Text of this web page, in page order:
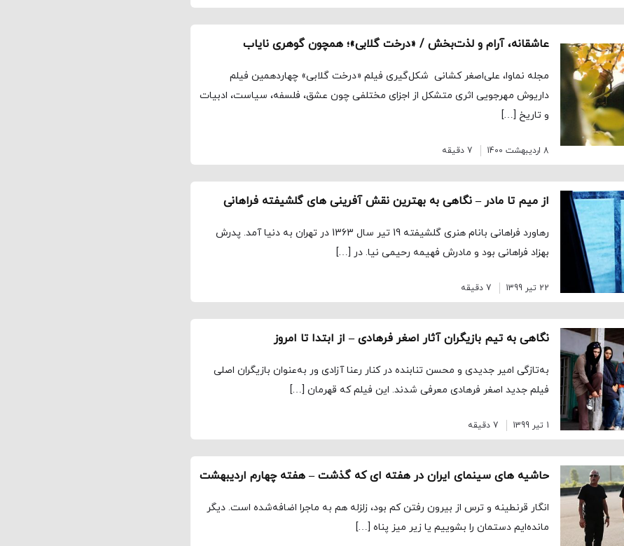
عاشقانه، آرام و لذت‌بخش / «درخت گلابی»؛ همچون گوهری نایاب
مجله نماوا، علی‌اصغر کشانی شکل‌گیری فیلم «درخت گلابی» چهاردهمین فیلم
داریوش مهرجویی اثری متشکل از اجزای مختلفی چون عشق، فلسفه، سیاست، ادبیات
و تاریخ […]
8 اردیبهشت 1400 7 دقیقه
از میم تا مادر – نگاهی به بهترین نقش آفرینی های گلشیفته فراهانی
رهاورد فراهانی بانام هنری گلشیفته 19 تیر سال 1363 در تهران به دنیا آمد. پدرش
بهزاد فراهانی بود و مادرش فهیمه رحیمی نیا. در […]
22 تیر 1399 7 دقیقه
نگاهی به تیم بازیگران آثار اصغر فرهادی – از ابتدا تا امروز
به‌تازگی امیر جدیدی و محسن تنابنده در کنار رعنا آزادی ور به‌عنوان بازیگران اصلی
فیلم جدید اصغر فرهادی معرفی شدند. این فیلم که قهرمان […]
1 تیر 1399 7 دقیقه
حاشیه های سینمای ایران در هفته ای که گذشت – هفته چهارم اردیبهشت
انگار قرنطینه و ترس از بیرون رفتن کم بود، زلزله هم به ماجرا اضافه‌شده است. دیگر
مانده‌ایم دستمان را بشوییم یا زیر میز پناه […]